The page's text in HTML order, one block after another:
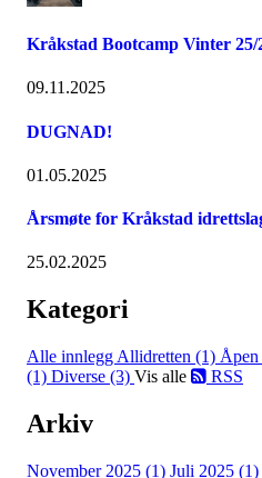
Kråkstad Bootcamp Vinter 25/
09.11.2025
DUGNAD!
01.05.2025
Årsmøte for Kråkstad
25.02.2025
Kategori
Alle innlegg Allidretten (1)
(1) Diverse (3) Vis alle RSS
Arkiv
November 2025 (1) Juli 2025 (1)